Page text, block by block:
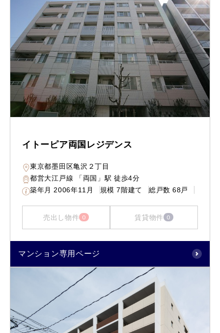
イトーピア両国レジデンス
東京都墨田区亀沢２丁目
都営大江戸線 「両国」駅 徒歩4分
築年月 2006年11月 規模 7階建て 総戸数 68戸
売出し物件 0 賃貸物件 0
マンション専用ページ